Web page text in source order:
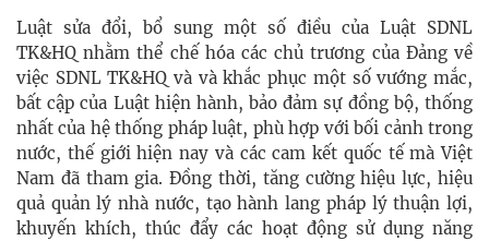
Luật sửa đổi, bổ sung một số điều của Luật SDNL
TK&HQ nhằm thể chế hóa các chủ trương của Đảng về
việc SDNL TK&HQ và và khắc phục một số vướng mắc,
bất cập của Luật hiện hành, bảo đảm sự đồng bộ, thống
nhất của hệ thống pháp luật, phù hợp với bối cảnh trong
nước, thế giới hiện nay và các cam kết quốc tế mà Việt
Nam đã tham gia. Đồng thời, tăng cường hiệu lực, hiệu
quả quản lý nhà nước, tạo hành lang pháp lý thuận lợi,
khuyến khích, thúc đẩy các hoạt động sử dụng năng